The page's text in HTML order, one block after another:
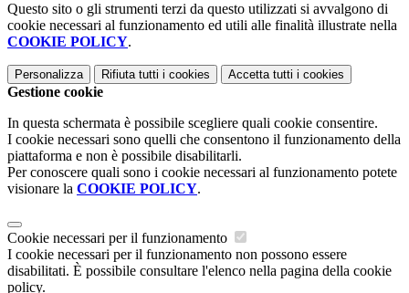
Questo sito o gli strumenti terzi da questo utilizzati si avvalgono di
cookie necessari al funzionamento ed utili alle finalità illustrate nella
COOKIE POLICY.
Personalizza Rifiuta tutti i cookies Accetta tutti i cookies
Gestione cookie
In questa schermata è possibile scegliere quali cookie consentire.
I cookie necessari sono quelli che consentono il funzionamento della
piattaforma e non è possibile disabilitarli.
Per conoscere quali sono i cookie necessari al funzionamento potete
visionare la COOKIE POLICY.
Cookie necessari per il funzionamento
I cookie necessari per il funzionamento non possono essere
disabilitati. È possibile consultare l'elenco nella pagina della cookie
policy.